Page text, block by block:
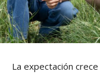
La expectación